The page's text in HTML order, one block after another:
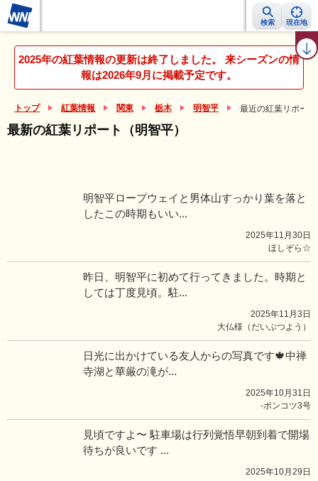
検索 現在地
紅葉レーダー 紅葉ニュース 京都 見頃カレンダー 名所ランキング
2025年の紅葉情報の更新は終了しました。 来シーズンの情
報は2026年9月に掲載予定です。
トップ 紅葉情報 関東 栃木 明智平 最近の紅葉リポー
最新の紅葉リポート（明智平）
明智平ロープウェイと男体山すっかり葉を落と
したこの時期もいい...
2025年11月30日
ほしぞら☆
昨日、明智平に初めて行ってきました。時期と
しては丁度見頃。駐...
2025年11月3日
大仏様（だいぶつよう）
日光に出かけている友人からの写真です🍁中禅
寺湖と華厳の滝が...
2025年10月31日
-ポンコツ3号
見頃ですよ〜 駐車場は行列覚悟早朝到着で開場
待ちが良いです ...
2025年10月29日